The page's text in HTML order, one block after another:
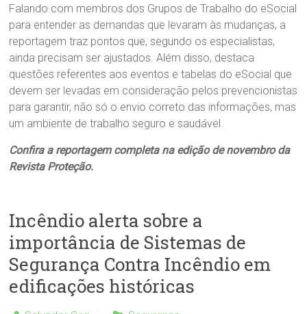
Falando com membros dos Grupos de Trabalho do eSocial
para entender as demandas que levaram às mudanças, a
reportagem traz pontos que, segundo os especialistas,
ainda precisam ser ajustados. Além disso, destaca
questões referentes aos eventos e tabelas do eSocial que
devem ser levadas em consideração pelos prevencionistas
para garantir, não só o envio correto das informações, mas
um ambiente de trabalho seguro e saudável.
Confira a reportagem completa na edição de novembro da
Revista Proteção.
Incêndio alerta sobre a
importância de Sistemas de
Segurança Contra Incêndio em
edificações históricas